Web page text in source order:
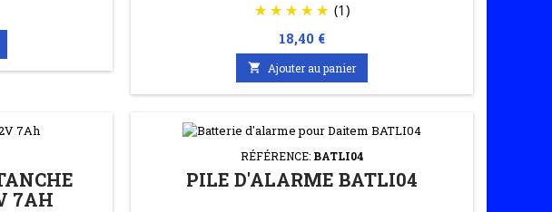
(1)
Prix
18,40 €
 Ajouter au panier
7AH
RÉFÉRENCE: BATLI04
PILE D'ALARME BATLI04